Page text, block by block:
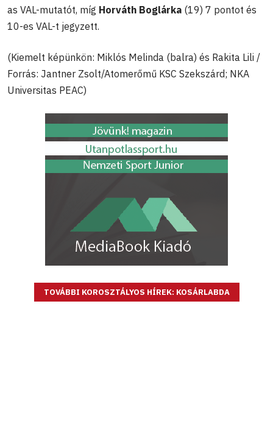
as VAL-mutatót, míg Horváth Boglárka (19) 7 pontot és
10-es VAL-t jegyzett.
(Kiemelt képünkön: Miklós Melinda (balra) és Rakita Lili /
Forrás: Jantner Zsolt/Atomerőmű KSC Szekszárd; NKA
Universitas PEAC)
TOVÁBBI KOROSZTÁLYOS HÍREK: KOSÁRLABDA